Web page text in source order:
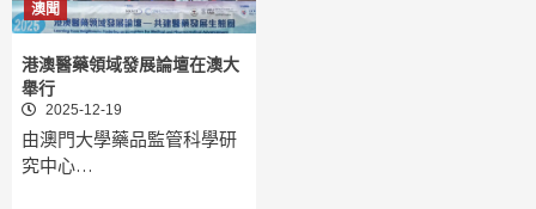
澳聞
港澳醫藥領域發展論壇在澳大
舉行
2025-12-19
由澳門大學藥品監管科學研
究中心…